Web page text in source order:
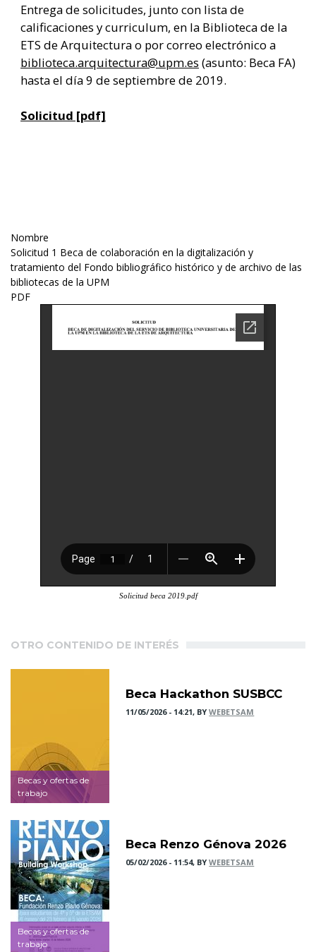
Entrega de solicitudes, junto con lista de
calificaciones y curriculum, en la Biblioteca de la
ETS de Arquitectura o por correo electrónico a
biblioteca.arquitectura@upm.es (asunto: Beca FA)
hasta el día 9 de septiembre de 2019.
Solicitud [pdf]
Nombre
Solicitud 1 Beca de colaboración en la digitalización y
tratamiento del Fondo bibliográfico histórico y de archivo de las
bibliotecas de la UPM
PDF
Solicitud beca 2019.pdf
OTRO CONTENIDO DE INTERÉS
Becas y ofertas de
trabajo
Beca Hackathon SUSBCC
11/05/2026 - 14:21, BYWEBETSAM
Becas y ofertas de
trabajo
Beca Renzo Génova 2026
05/02/2026 - 11:54, BYWEBETSAM